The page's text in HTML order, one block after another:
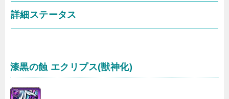
詳細ステータス
漆黒の蝕 エクリプス(獣神化)